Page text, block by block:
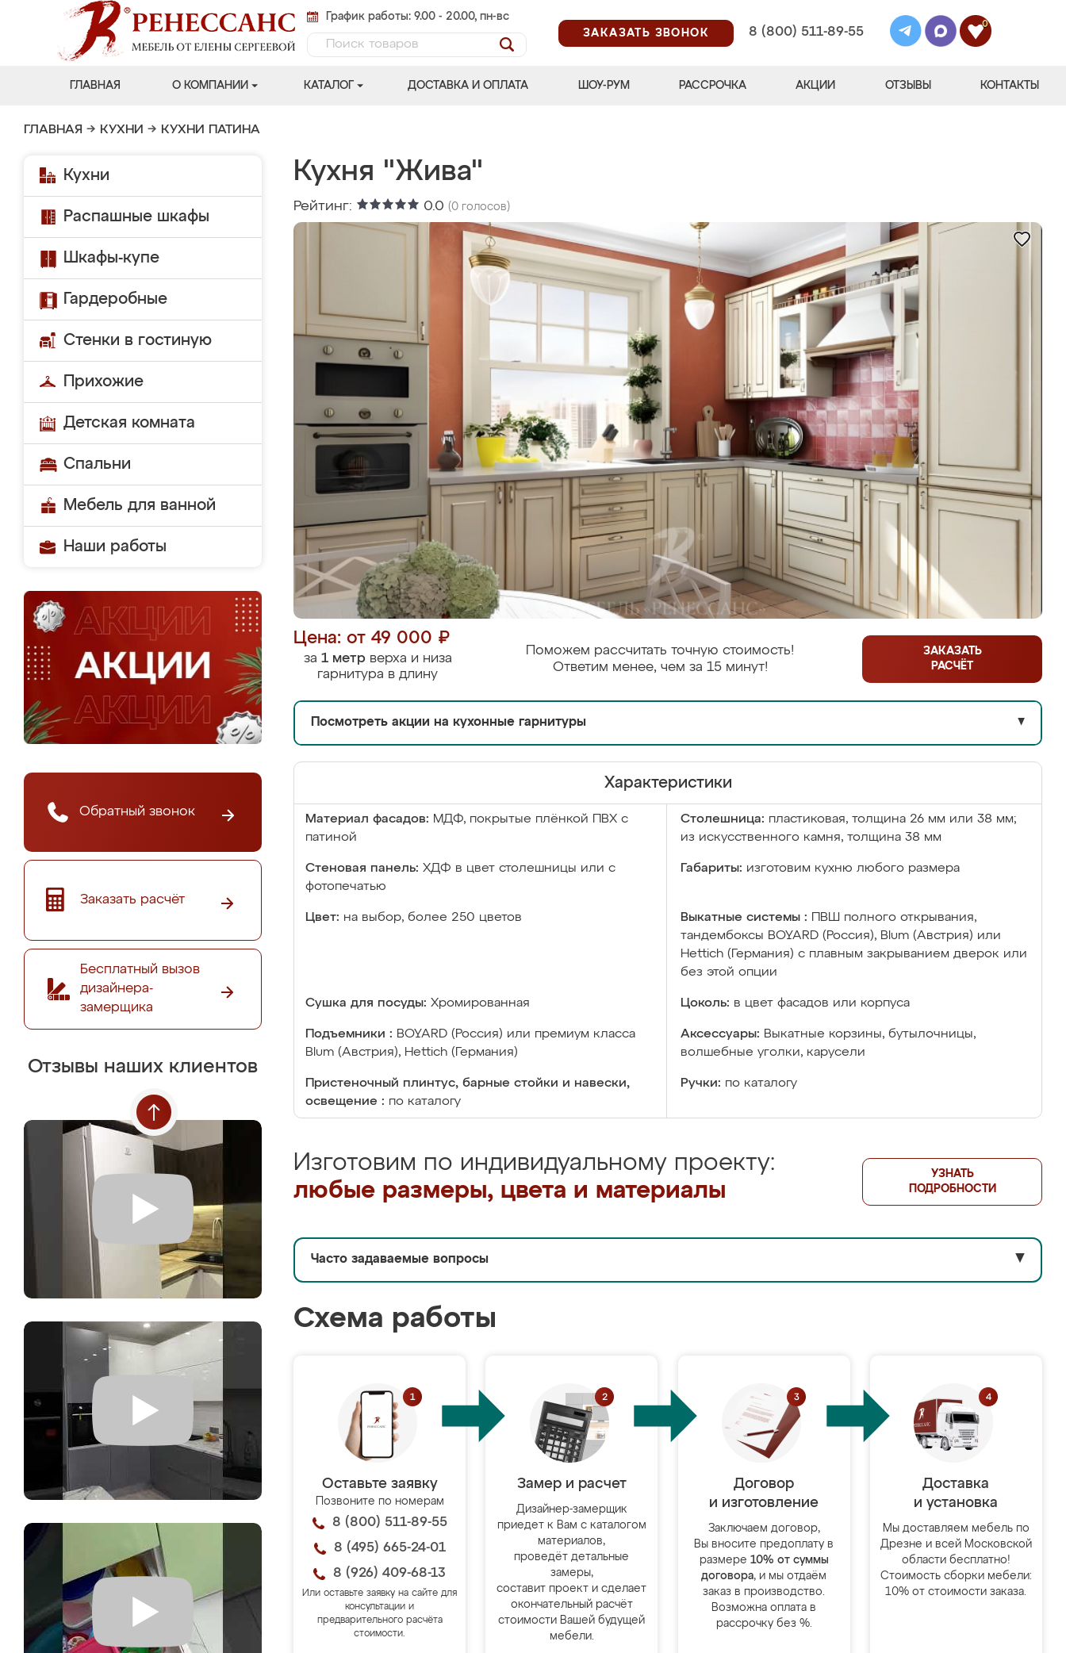
График работы: 9.00 - 20.00, пн-вс
ЗАКАЗАТЬ ЗВОНОК
8 (800) 511-89-55
0
ГЛАВНАЯ О КОМПАНИИ КАТАЛОГ ДОСТАВКА И ОПЛАТА ШОУ-РУМ РАССРОЧКА АКЦИИ ОТЗЫВЫ КОНТАКТЫ
ГЛАВНАЯ → КУХНИ → КУХНИ ПАТИНА
Кухни
Распашные шкафы
Шкафы-купе
Гардеробные
Стенки в гостиную
Прихожие
Детская комната
Спальни
Мебель для ванной
Наши работы
Обратный звонок
Заказать расчёт
Бесплатный вызов
дизайнера-
замерщика
Отзывы наших клиентов
Кухня "Жива"
Рейтинг: 0.0 (0 голосов)
Цена: от 49 000 ₽
за 1 метрверха и низа
гарнитура в длину
Поможем рассчитать точную стоимость!
Ответим менее, чем за 15 минут!
ЗАКАЗАТЬ
РАСЧЁТ
Посмотреть акции на кухонные гарнитуры ▼
Характеристики
Материал фасадов: МДФ, покрытые плёнкой ПВХ с
патиной
Столешница: пластиковая, толщина 26 мм или 38 мм;
из искусственного камня, толщина 38 мм
Стеновая панель: ХДФ в цвет столешницы или с
фотопечатью
Габариты: изготовим кухню любого размера
Цвет: на выбор, более 250 цветов Выкатные системы :
ПВШ полного открывания,
тандембоксы BOYARD (Россия), Blum (Австрия) или
Hettich (Германия) с плавным закрыванием дверок или
без этой опции
Сушка для посуды: Хромированная Цоколь: в цвет фасадов или корпуса
Подъемники : BOYARD (Россия) или премиум класса
Blum (Австрия), Hettich (Германия)
Аксессуары: Выкатные корзины, бутылочницы,
волшебные уголки, карусели
Пристеночный плинтус, барные стойки и навески,
освещение : по каталогу
Ручки: по каталогу
Изготовим по индивидуальному проекту:
любые размеры, цвета и материалы
УЗНАТЬ
ПОДРОБНОСТИ
Часто задаваемые вопросы ▼
Схема работы
Оставьте заявку
Позвоните по номерам
8 (800) 511-89-55
8 (495) 665-24-01
8 (926) 409-68-13
Или оставьте заявку на сайте для
консультации и
предварительного расчёта
стоимости.
Замер и расчет
Дизайнер-замерщик
приедет к Вам с каталогом
материалов,
проведёт детальные
замеры,
составит проект и сделает
окончательный расчёт
стоимости Вашей будущей
мебели.
Договор
и изготовление
Заключаем договор,
Вы вносите предоплату в
размере 10% от суммы
договора, и мы отдаём
заказ в производство.
Возможна оплата в
рассрочку без %.
Доставка
и установка
Мы доставляем мебель по
Дрезне и всей Московской
области бесплатно!
Стоимость сборки мебели:
10% от стоимости заказа.